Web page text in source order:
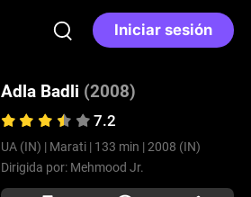
Iniciar sesión
Adla Badli (2008)
7.2
UA (IN) | Marati | 133 min | 2008 (IN)
Dirigida por: Mehmood Jr.